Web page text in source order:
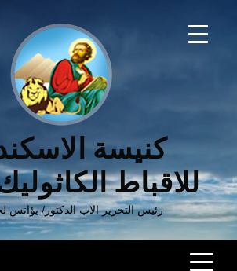
كنيسة
للاقباط
رئيس التحرير الاب الدكتور/